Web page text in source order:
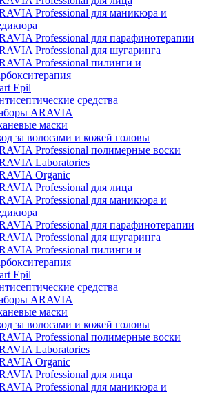
Professional для маникюра и
Professional для парафинотерапии
Professional для шугаринга
Professional пилинги и
Epil
средства
ARAVIA
маски
за волосами и кожей головы
Professional полимерные воски
Laboratories
Organic
Professional для лица
Professional для маникюра и
Professional для парафинотерапии
Professional для шугаринга
Professional пилинги и
Epil
средства
ARAVIA
маски
за волосами и кожей головы
Professional полимерные воски
Laboratories
Organic
Professional для лица
Professional для маникюра и